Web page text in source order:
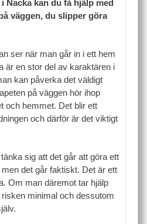
Nacka kan du få hjälp med
väggen, du slipper göra
ser när man går in i ett hem
är en stor del av karaktären i
kan påverka det väldigt
på väggen hör ihop
och hemmet. Det blir ett
och därför är det viktigt
sig att det går att göra ett
det går faktiskt. Det är ett
Om man däremot tar hjälp
minimal och dessutom